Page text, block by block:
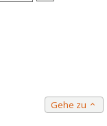
Gehe zu